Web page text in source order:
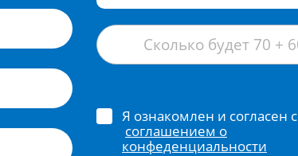
Я ознакомлен и согласен с
соглашением о
конфеденциальности